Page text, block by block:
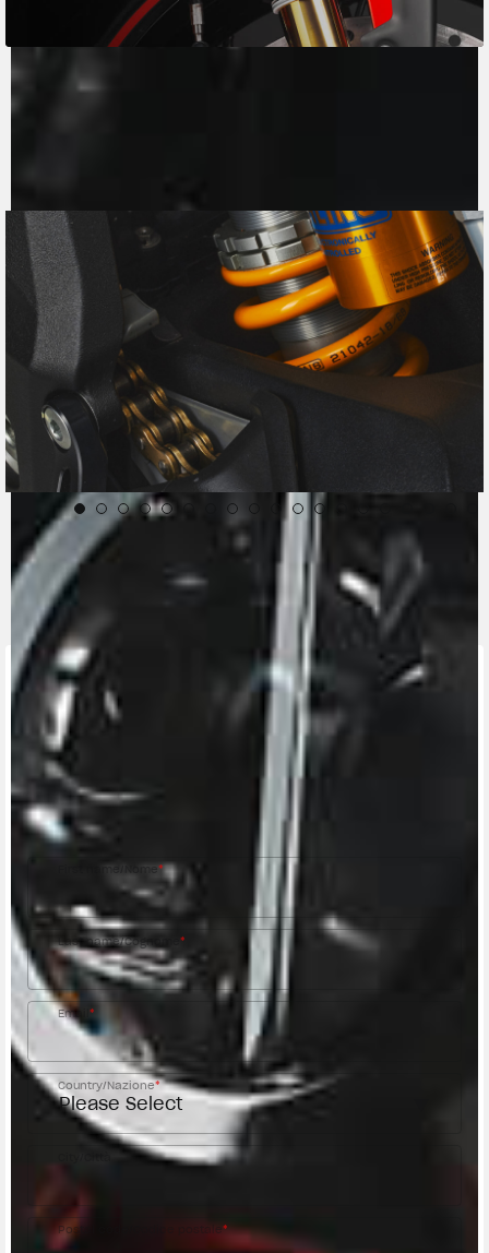
CONTACT A DEALER
Fill out the form to be contacted by an Official
*
Last name/Cognome *
Email *
Country/Nazione*
Postal code/Codice postale*